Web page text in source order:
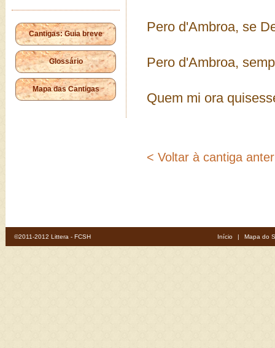
Cantigas: Guia breve
Glossário
Mapa das Cantigas
Pero d'Ambroa, se
Pero d'Ambroa,
Quem mi ora
< Voltar à cantiga
©2011-2012 Littera - FCSH Início | Mapa do